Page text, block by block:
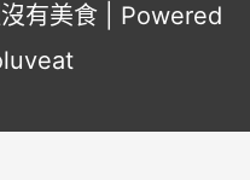
有美食 | Powered